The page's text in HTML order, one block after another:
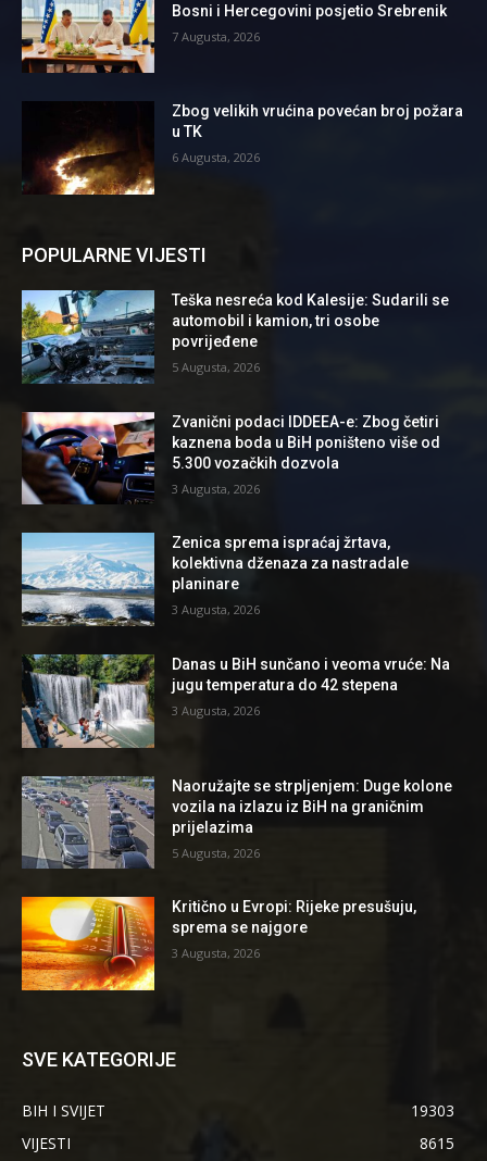
Bosni i Hercegovini posjetio Srebrenik
7 Augusta, 2026
Zbog velikih vrućina povećan broj požara
u TK
6 Augusta, 2026
POPULARNE VIJESTI
Teška nesreća kod Kalesije: Sudarili se
automobil i kamion, tri osobe
povrijeđene
5 Augusta, 2026
Zvanični podaci IDDEEA-e: Zbog četiri
kaznena boda u BiH poništeno više od
5.300 vozačkih dozvola
3 Augusta, 2026
Zenica sprema ispraćaj žrtava,
kolektivna dženaza za nastradale
planinare
3 Augusta, 2026
Danas u BiH sunčano i veoma vruće: Na
jugu temperatura do 42 stepena
3 Augusta, 2026
Naoružajte se strpljenjem: Duge kolone
vozila na izlazu iz BiH na graničnim
prijelazima
5 Augusta, 2026
Kritično u Evropi: Rijeke presušuju,
sprema se najgore
3 Augusta, 2026
SVE KATEGORIJE
BIH I SVIJET
19303
VIJESTI
8615